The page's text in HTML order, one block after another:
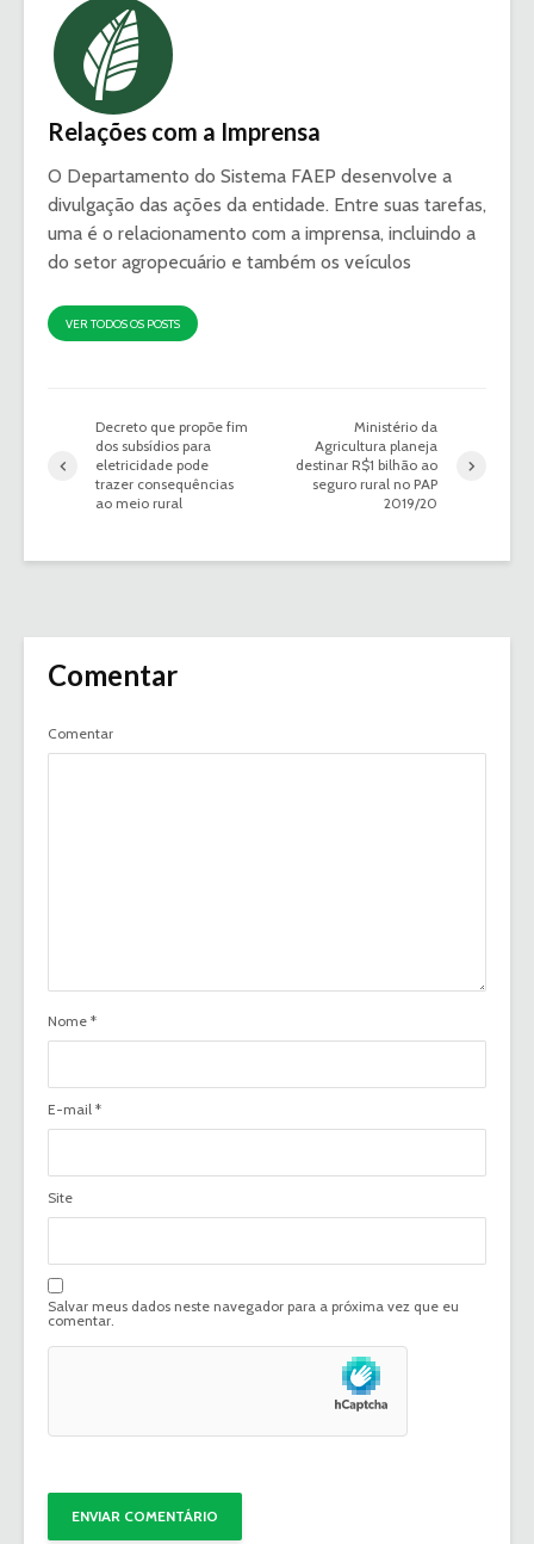
Relações com a Imprensa
O Departamento do Sistema FAEP desenvolve a
divulgação das ações da entidade. Entre suas tarefas,
uma é o relacionamento com a imprensa, incluindo a
do setor agropecuário e também os veículos
VER TODOS OS POSTS
Decreto que propõe fim
dos subsídios para
eletricidade pode
trazer consequências
ao meio rural
Ministério da
Agricultura planeja
destinar R$1 bilhão ao
seguro rural no PAP
2019/20
Comentar
Comentar
Nome *
E-mail *
Site
Salvar meus dados neste navegador para a próxima vez que eu
comentar.